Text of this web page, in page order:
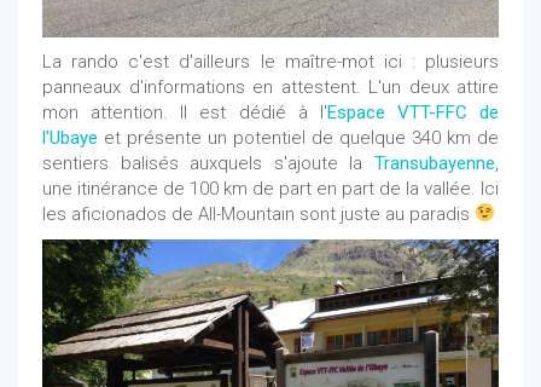
La rando c'est d'ailleurs le maître-mot ici : plusieurs
panneaux d'informations en attestent. L'un deux attire
mon attention. Il est dédié à l'Espace VTT-FFC de
l'Ubaye et présente un potentiel de quelque 340 km de
sentiers balisés auxquels s'ajoute la Transubayenne,
une itinérance de 100 km de part en part de la vallée. Ici
les aficionados de All-Mountain sont juste au paradis